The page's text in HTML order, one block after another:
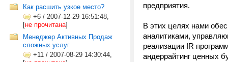
Как расшить узкое место?
+6 / 2007-12-29 16:51:48,
[не прочитана]
Менеджер Активных Продаж
сложных услуг
+11 / 2007-08-29 14:30:44,
предприятия.
В этих целях нами
аналитиками,
реализации IR
андеррайтинг ценных